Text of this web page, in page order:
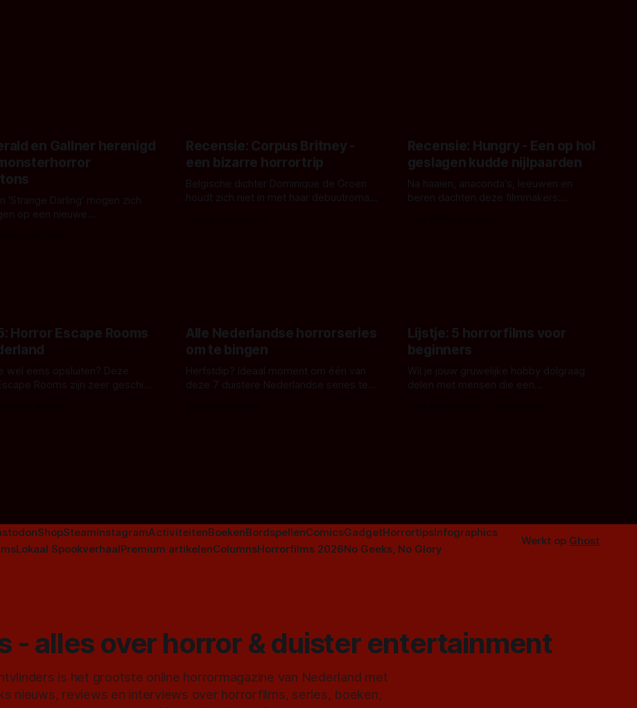
en Gallner herenigd
'Strange Darling' mogen zich
op een nieuwe
Recensie: Corpus Britney -
een bizarre horrortrip
Belgische dichter Dominique de Groen
houdt zich niet in met haar debuutroman.
Recensie: Hungry - Een op hol
geslagen kudde nijlpaarden
Na haaien, anaconda's, leeuwen en
beren dachten deze filmmakers:
Horror Escape Rooms
wel eens opsluiten? Deze
Rooms zijn zeer geschikt
Alle Nederlandse horrorseries
om te bingen
Herfstdip? Ideaal moment om één van
deze 7 duistere Nederlandse series te
Lijstje: 5 horrorfilms voor
beginners
Wil je jouw gruwelijke hobby dolgraag
delen met mensen die een
ShopSteamInstagramActiviteitenBoekenBordspellenComicsGadgetHorrortipsInfographics
Lokaal SpookverhaalPremium artikelenColumnsHorrorfilms 2026No Geeks, No Glory
Werkt op Ghost
- alles over horror & duister entertainment
is het grootste online horrormagazine van Nederland met
nieuws, reviews en interviews over horrorfilms, series, boeken,